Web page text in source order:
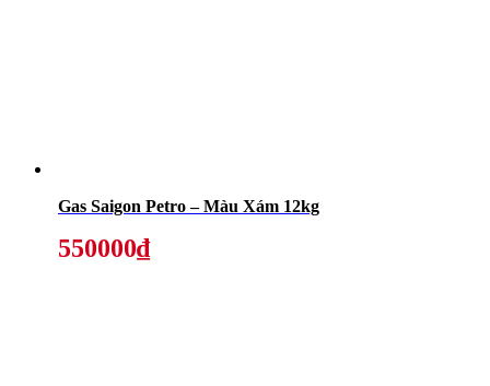
Gas Saigon Petro – Màu Xám 12kg
550000₫